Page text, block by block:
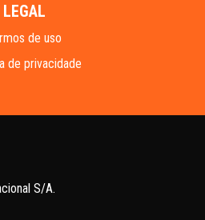
LEGAL
de uso
de privacidade
S/A.